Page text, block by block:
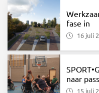
fase in
16 juli
naar
15 juli